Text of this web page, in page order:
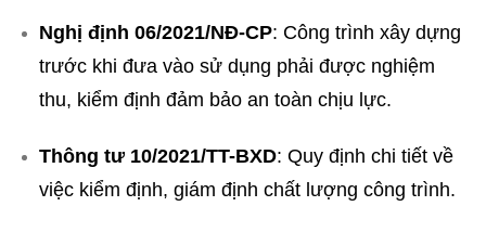
Nghị định 06/2021/NĐ-CP: Công trình xây dựng
trước khi đưa vào sử dụng phải được nghiệm
thu, kiểm định đảm bảo an toàn chịu lực.
Thông tư 10/2021/TT-BXD: Quy định chi tiết về
việc kiểm định, giám định chất lượng công trình.